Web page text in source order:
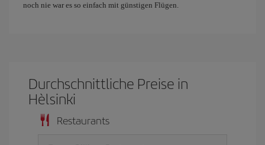
noch nie war es so einfach mit günstigen Flügen.
Durchschnittliche Preise in
Hèlsinki
Restaurants